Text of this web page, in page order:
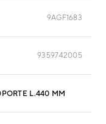
9AGF1683
9359742005
L.440 MM